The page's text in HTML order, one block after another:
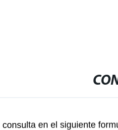
en el siguiente